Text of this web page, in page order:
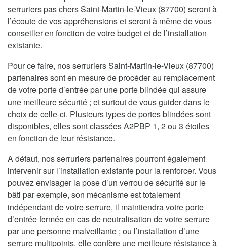
serruriers pas chers Saint-Martin-le-Vieux (87700) seront à
l’écoute de vos appréhensions et seront à même de vous
conseiller en fonction de votre budget et de l’installation
existante.
Pour ce faire, nos serruriers Saint-Martin-le-Vieux (87700)
partenaires sont en mesure de procéder au remplacement
de votre porte d’entrée par une porte blindée qui assure
une meilleure sécurité ; et surtout de vous guider dans le
choix de celle-ci. Plusieurs types de portes blindées sont
disponibles, elles sont classées A2PBP 1, 2 ou 3 étoiles
en fonction de leur résistance.
A défaut, nos serruriers partenaires pourront également
intervenir sur l’installation existante pour la renforcer. Vous
pouvez envisager la pose d’un verrou de sécurité sur le
bâti par exemple, son mécanisme est totalement
indépendant de votre serrure, il maintiendra votre porte
d’entrée fermée en cas de neutralisation de votre serrure
par une personne malveillante ; ou l’installation d’une
serrure multipoints, elle confère une meilleure résistance à